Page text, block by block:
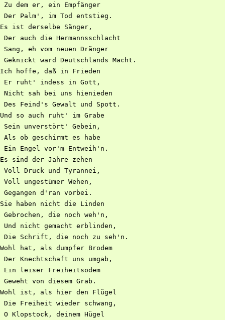
Zu dem er, ein Empfänger
Der Palm', im Tod entstieg.
Es ist derselbe Sänger,
Der auch die Hermannsschlacht
Sang, eh vom neuen Dränger
Geknickt ward Deutschlands Macht.
Ich hoffe, daß in Frieden
Er ruht' indess in Gott,
Nicht sah bei uns hienieden
Des Feind's Gewalt und Spott.
Und so auch ruht' im Grabe
Sein unverstört' Gebein,
Als ob geschirmt es habe
Ein Engel vor'm Entweih'n.
Es sind der Jahre zehen
Voll Druck und Tyrannei,
Voll ungestümer Wehen,
Gegangen d'ran vorbei.
Sie haben nicht die Linden
Gebrochen, die noch weh'n,
Und nicht gemacht erblinden,
Die Schrift, die noch zu seh'n.
Wohl hat, als dumpfer Brodem
Der Knechtschaft uns umgab,
Ein leiser Freiheitsodem
Geweht von diesem Grab.
Wohl ist, als hier den Flügel
Die Freiheit wieder schwang,
O Klopstock, deinem Hügel